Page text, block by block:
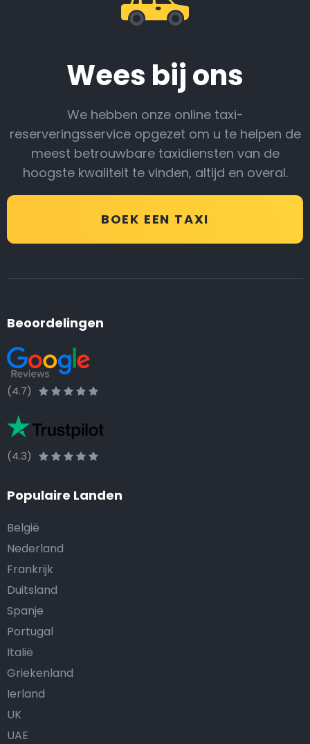
Wees bij ons
We hebben onze online taxi-
reserveringsservice opgezet om u te helpen de
meest betrouwbare taxidiensten van de
hoogste kwaliteit te vinden, altijd en overal.
BOEK EEN TAXI
Beoordelingen
(4.7)
(4.3)
Populaire Landen
België
Nederland
Frankrijk
Duitsland
Spanje
Portugal
Italië
Griekenland
Ierland
UK
UAE